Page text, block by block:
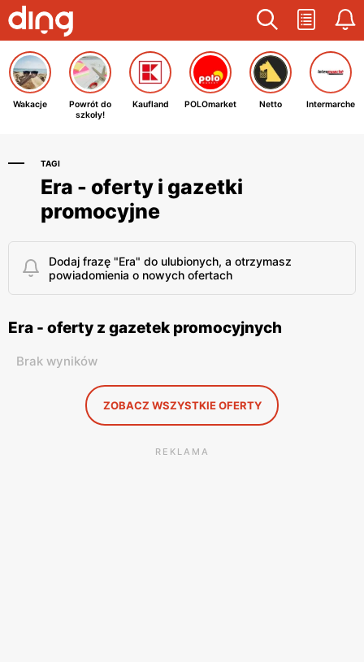
Wakacje
Powrót do
szkoły!
Kaufland POLOmarket Netto Intermarche
TAGI
Era - oferty i gazetki
promocyjne
Dodaj frazę "Era" do ulubionych, a otrzymasz
powiadomienia o nowych ofertach
Era - oferty z gazetek promocyjnych
Brak wyników
ZOBACZ WSZYSTKIE OFERTY
REKLAMA